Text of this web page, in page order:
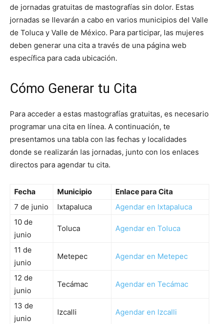
de jornadas gratuitas de mastografías sin dolor. Estas
jornadas se llevarán a cabo en varios municipios del Valle
de Toluca y Valle de México. Para participar, las mujeres
deben generar una cita a través de una página web
específica para cada ubicación.
Cómo Generar tu Cita
Para acceder a estas mastografías gratuitas, es necesario
programar una cita en línea. A continuación, te
presentamos una tabla con las fechas y localidades
donde se realizarán las jornadas, junto con los enlaces
directos para agendar tu cita.
Fecha Municipio
Enlace para Cita
7 de junio
Ixtapaluca
Agendar en Ixtapaluca
10 de
junio
Toluca Agendar en Toluca
11 de
junio
Metepec Agendar en Metepec
12 de
junio
Tecámac Agendar en Tecámac
13 de
junio
Izcalli Agendar en Izcalli